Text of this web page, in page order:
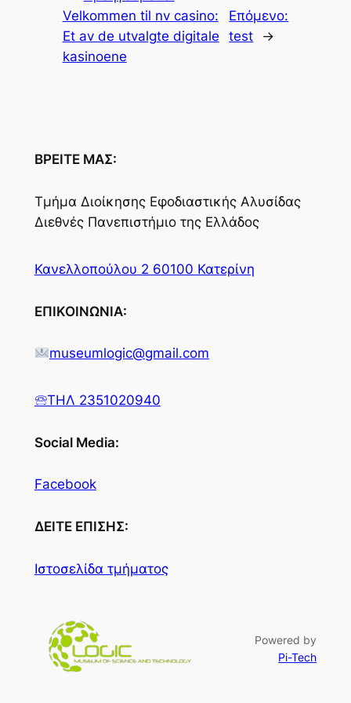
Velkommen til nv casino:
Et av de utvalgte digitale
kasinoene
Επόμενο:
test
→
ΒΡΕΙΤΕ ΜΑΣ:
Τμήμα Διοίκησης Εφοδιαστικής Αλυσίδας
Διεθνές Πανεπιστήμιο της Ελλάδος
Κανελλοπούλου 2 60100 Κατερίνη
ΕΠΙΚΟΙΝΩΝΙΑ:
museumlogic@gmail.com
🕾ΤΗΛ 2351020940
Social Media:
Facebook
ΔΕΙΤΕ ΕΠΙΣΗΣ:
Ιστοσελίδα τμήματος
Powered by
Pi-Tech